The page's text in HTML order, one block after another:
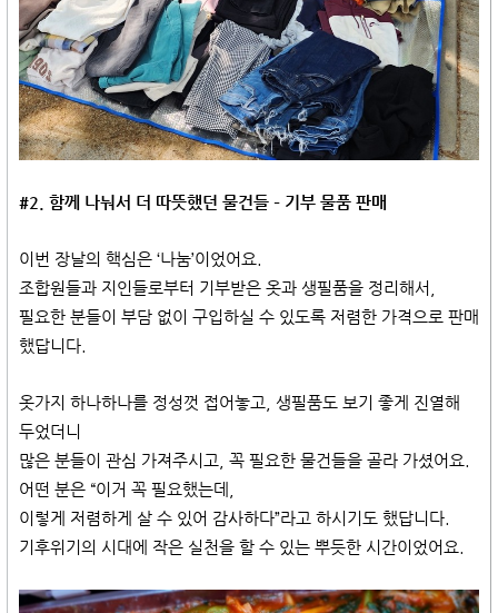
#2. 함께 나눠서 더 따뜻했던 물건들 – 기부 물품 판매
이번 장날의 핵심은 ‘나눔’이었어요.
조합원들과 지인들로부터 기부받은 옷과 생필품을 정리해서,
필요한 분들이 부담 없이 구입하실 수 있도록 저렴한 가격으로 판매
했답니다.
옷가지 하나하나를 정성껏 접어놓고, 생필품도 보기 좋게 진열해
두었더니
많은 분들이 관심 가져주시고, 꼭 필요한 물건들을 골라 가셨어요.
어떤 분은 “이거 꼭 필요했는데,
이렇게 저렴하게 살 수 있어 감사하다”라고 하시기도 했답니다.
기후위기의 시대에 작은 실천을 할 수 있는 뿌듯한 시간이었어요.